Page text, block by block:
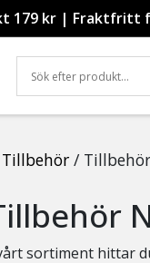
179 kr | Fraktfritt
Tillbehör /
sortiment hittar